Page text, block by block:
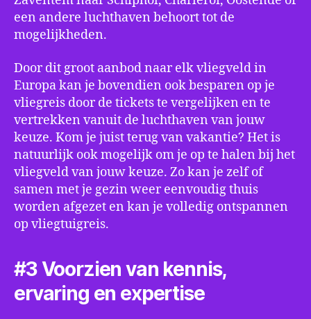
een andere luchthaven behoort tot de
mogelijkheden.
Door dit groot aanbod naar elk vliegveld in
Europa kan je bovendien ook besparen op je
vliegreis door de tickets te vergelijken en te
vertrekken vanuit de luchthaven van jouw
keuze. Kom je juist terug van vakantie? Het is
natuurlijk ook mogelijk om je op te halen bij het
vliegveld van jouw keuze. Zo kan je zelf of
samen met je gezin weer eenvoudig thuis
worden afgezet en kan je volledig ontspannen
op vliegtuigreis.
#3 Voorzien van kennis,
ervaring en expertise